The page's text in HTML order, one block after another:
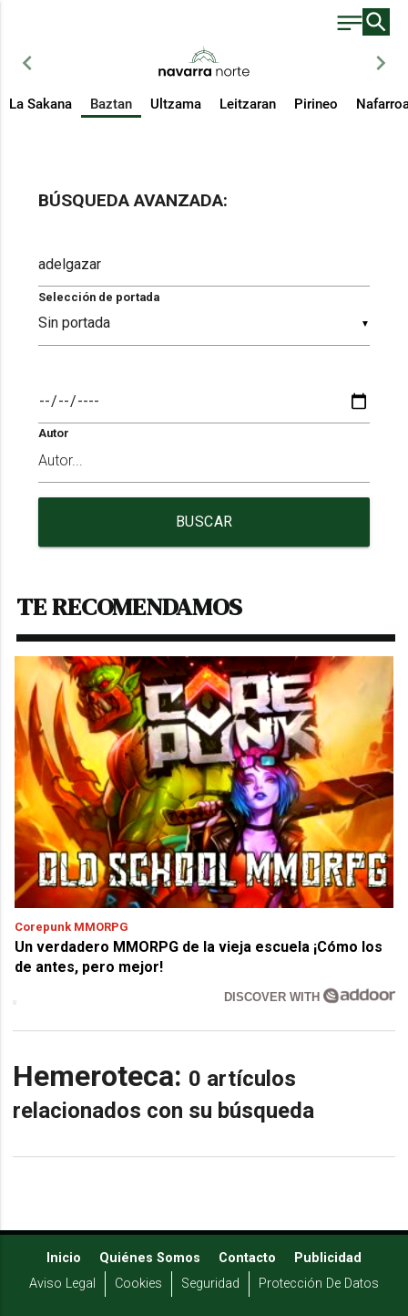
chevron_left chevron_right
La Sakana Baztan Ultzama Leitzaran Pirineo
BÚSQUEDA AVANZADA:
▼
Selección de portada
Autor
BUSCAR
TE RECOMENDAMOS
Corepunk MMORPG
Un verdadero MMORPG de la vieja escuela ¡Cómo los
de antes, pero mejor!
DISCOVER WITH
Hemeroteca: 0 artículos
relacionados con su búsqueda
Inicio Quiénes Somos Contacto
Publicidad
Aviso Legal
Cookies Seguridad Protección De Datos